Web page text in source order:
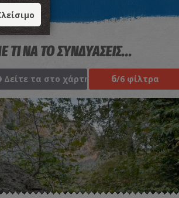
ΤΙ ΝΑ ΤΟ ΣΥΝΔΥΑΣΕΙΣ...
Δείτε τα στο χάρτη 6/6 φίλτρα